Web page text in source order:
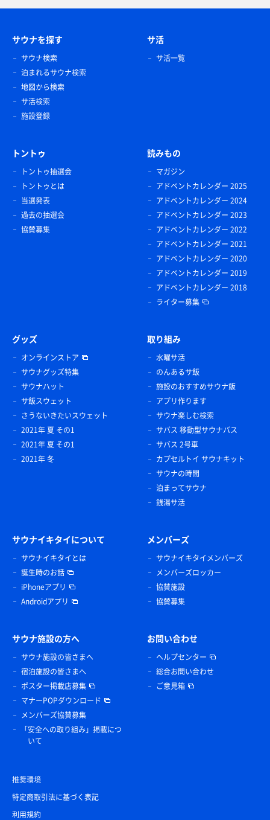
サウナを探す
サウナ検索
泊まれるサウナ検索
地図から検索
サ活検索
施設登録
サ活
サ活一覧
トントゥ
トントゥ抽選会
トントゥとは
当選発表
過去の抽選会
協賛募集
読みもの
マガジン
アドベントカレンダー 2025
アドベントカレンダー 2024
アドベントカレンダー 2023
アドベントカレンダー 2022
アドベントカレンダー 2021
アドベントカレンダー 2020
アドベントカレンダー 2019
アドベントカレンダー 2018
ライター募集
グッズ
オンラインストア
サウナグッズ特集
サウナハット
サ飯スウェット
さうないきたいスウェット
2021年 夏 その1
2021年 夏 その1
2021年 冬
取り組み
水曜サ活
のんあるサ飯
施設のおすすめサウナ飯
アプリ作ります
サウナ楽しむ検索
サバス 移動型サウナバス
サバス 2号車
カプセルトイ サウナキット
サウナの時間
泊まってサウナ
銭湯サ活
サウナイキタイについて
サウナイキタイとは
誕生時のお話
iPhoneアプリ
Androidアプリ
メンバーズ
サウナイキタイメンバーズ
メンバーズロッカー
協賛施設
協賛募集
サウナ施設の方へ
サウナ施設の皆さまへ
宿泊施設の皆さまへ
ポスター掲載店募集
マナーPOPダウンロード
メンバーズ協賛募集
「安全への取り組み」掲載につ
いて
お問い合わせ
ヘルプセンター
総合お問い合わせ
ご意見箱
推奨環境
特定商取引法に基づく表記
利用規約